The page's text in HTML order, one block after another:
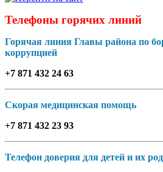
Телефоны горячих линий
Горячая линия Главы района по
коррупцией
+7 871 432 24 63
Скорая медицинская помощь
+7 871 432 23 93
Телефон доверия для детей и их